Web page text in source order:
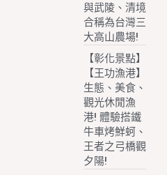
與武陵、清境
合稱為台灣三
大高山農場!
【彰化景點】
【王功漁港】
生態、美食、
觀光休閒漁
港! 體驗搭鐵
牛車烤鮮蚵、
王者之弓橋觀
夕陽!